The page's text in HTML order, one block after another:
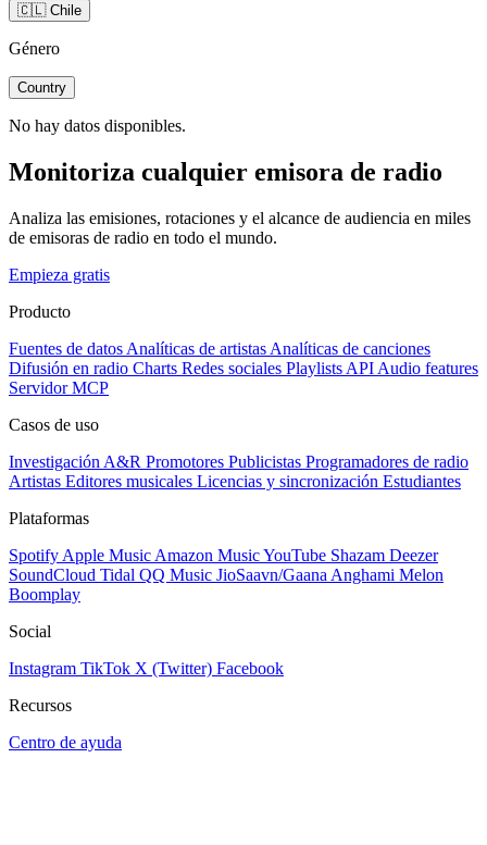
🇨🇱 Chile
Género
Country
No hay datos disponibles.
Monitoriza cualquier emisora de radio
Analiza las emisiones, rotaciones y el alcance de audiencia en miles
de emisoras de radio en todo el mundo.
Empieza gratis
Producto
Fuentes de datos Analíticas de artistas Analíticas de canciones
Difusión en radio Charts Redes sociales Playlists API Audio features
Servidor MCP
Casos de uso
Investigación A&R Promotores Publicistas Programadores de radio
Artistas Editores musicales Licencias y sincronización Estudiantes
Plataformas
Spotify Apple Music Amazon MusicYouTube Shazam Deezer
SoundCloud Tidal QQ Music JioSaavn/Gaana Anghami Melon
Boomplay
Social
Instagram TikTok X (Twitter) Facebook
Recursos
Centro de ayuda